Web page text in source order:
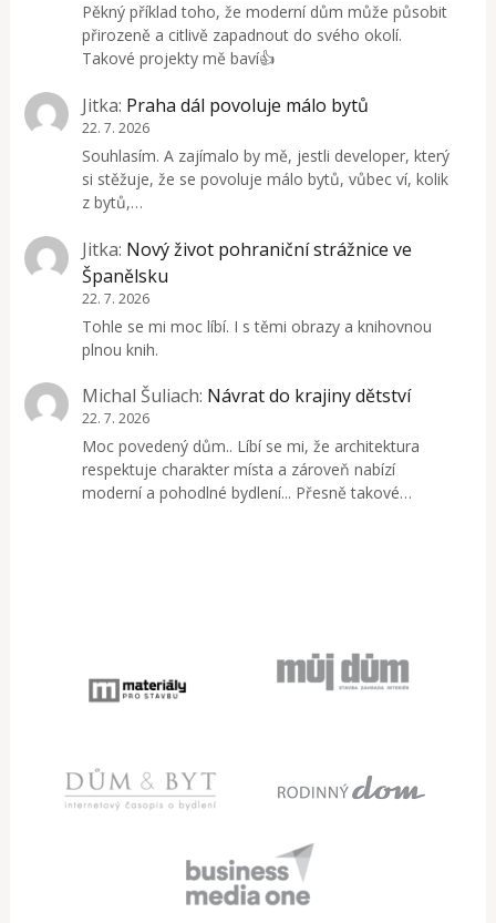
Pěkný příklad toho, že moderní dům může působit
přirozeně a citlivě zapadnout do svého okolí.
Takové projekty mě baví👍
Jitka: Praha dál povoluje málo bytů
22. 7. 2026
Souhlasím. A zajímalo by mě, jestli developer, který
si stěžuje, že se povoluje málo bytů, vůbec ví, kolik
z bytů,…
Jitka: Nový život pohraniční strážnice ve
Španělsku
22. 7. 2026
Tohle se mi moc líbí. I s těmi obrazy a knihovnou
plnou knih.
Michal Šuliach: Návrat do krajiny dětství
22. 7. 2026
Moc povedený dům.. Líbí se mi, že architektura
respektuje charakter místa a zároveň nabízí
moderní a pohodlné bydlení... Přesně takové…